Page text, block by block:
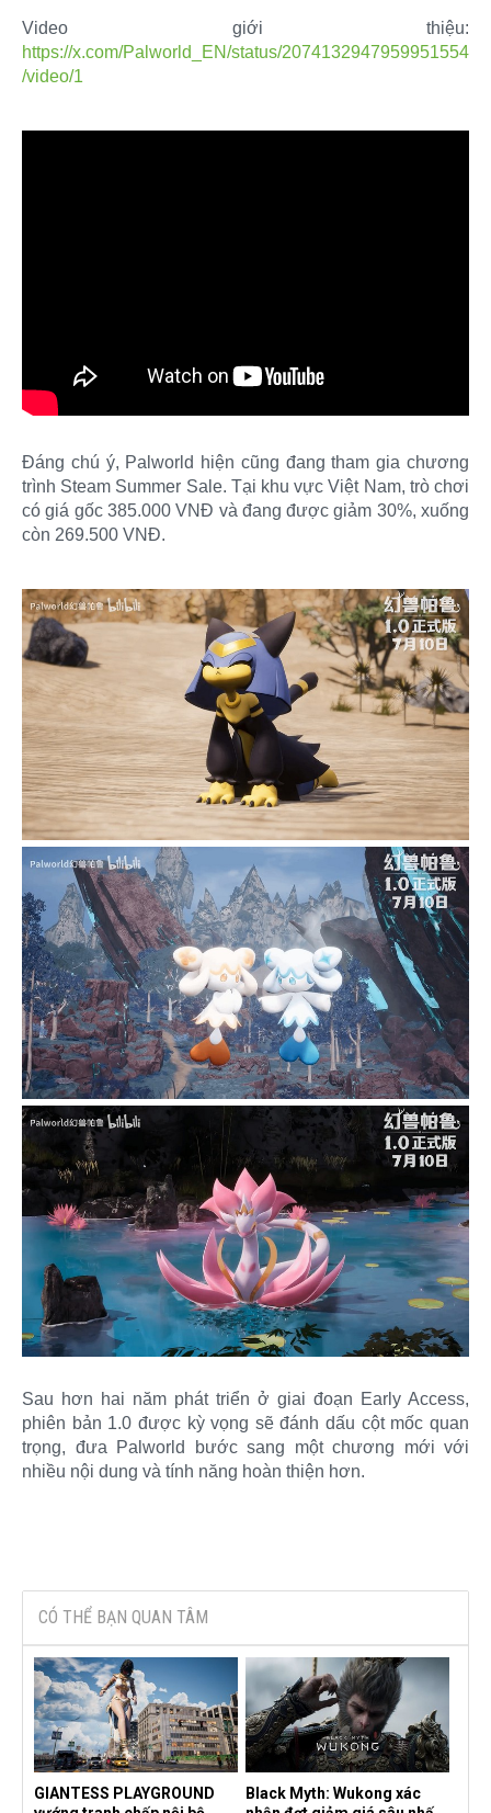
Video giới thiệu:
https://x.com/Palworld_EN/status/2074132947959951554
/video/1
Đáng chú ý, Palworld hiện cũng đang tham gia chương
trình Steam Summer Sale. Tại khu vực Việt Nam, trò chơi
có giá gốc 385.000 VNĐ và đang được giảm 30%, xuống
còn 269.500 VNĐ.
Sau hơn hai năm phát triển ở giai đoạn Early Access,
phiên bản 1.0 được kỳ vọng sẽ đánh dấu cột mốc quan
trọng, đưa Palworld bước sang một chương mới với
nhiều nội dung và tính năng hoàn thiện hơn.​
CÓ THỂ BẠN QUAN TÂM
GIANTESS PLAYGROUND
Black Myth: Wukong xác